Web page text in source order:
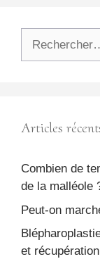
Articles
Combien de
de la malléole
Peut-on
et récupération